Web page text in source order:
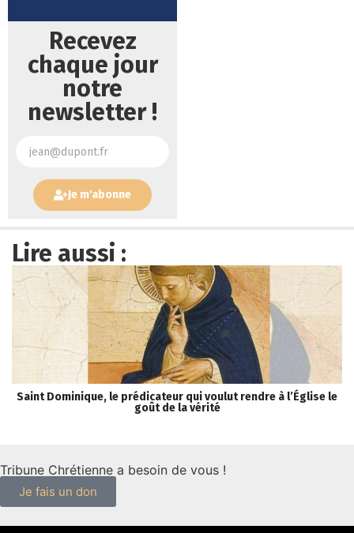
Recevez
chaque jour
notre
newsletter !
Je m'abonne
Lire aussi :
Saint Dominique, le prédicateur qui voulut rendre à l’Église le
goût de la vérité
Tribune Chrétienne a besoin de vous !
Je fais un don